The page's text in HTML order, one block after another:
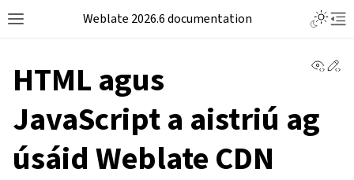
Weblate 2026.6 documentation
HTML agus
JavaScript a aistriú ag
úsáid Weblate CDN